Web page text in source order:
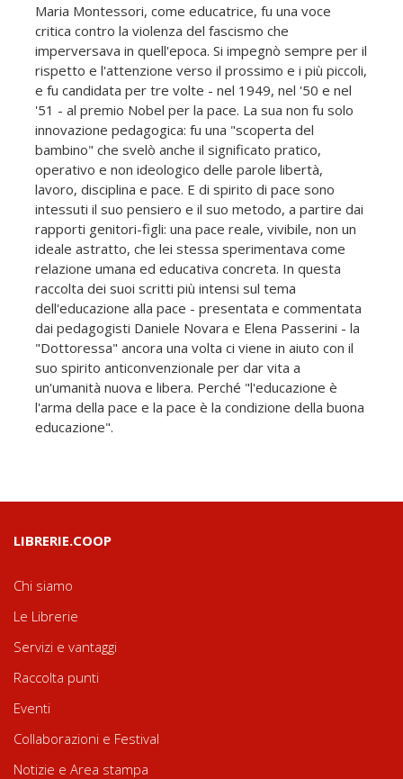
Maria Montessori, come educatrice, fu una voce
critica contro la violenza del fascismo che
imperversava in quell'epoca. Si impegnò sempre per il
rispetto e l'attenzione verso il prossimo e i più piccoli,
e fu candidata per tre volte - nel 1949, nel '50 e nel
'51 - al premio Nobel per la pace. La sua non fu solo
innovazione pedagogica: fu una "scoperta del
bambino" che svelò anche il significato pratico,
operativo e non ideologico delle parole libertà,
lavoro, disciplina e pace. E di spirito di pace sono
intessuti il suo pensiero e il suo metodo, a partire dai
rapporti genitori-figli: una pace reale, vivibile, non un
ideale astratto, che lei stessa sperimentava come
relazione umana ed educativa concreta. In questa
raccolta dei suoi scritti più intensi sul tema
dell'educazione alla pace - presentata e commentata
dai pedagogisti Daniele Novara e Elena Passerini - la
"Dottoressa" ancora una volta ci viene in aiuto con il
suo spirito anticonvenzionale per dar vita a
un'umanità nuova e libera. Perché "l'educazione è
l'arma della pace e la pace è la condizione della buona
educazione".
LIBRERIE.COOP
Chi siamo
Le Librerie
Servizi e vantaggi
Raccolta punti
Eventi
Collaborazioni e Festival
Notizie e Area stampa